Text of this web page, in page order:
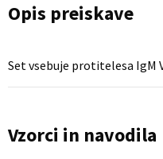
Opis preiskave
Set vsebuje protitelesa IgM
Vzorci in navodila